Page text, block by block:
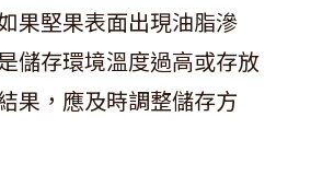
果堅果表面出現油脂滲
儲存環境溫度過高或存放
果，應及時調整儲存方